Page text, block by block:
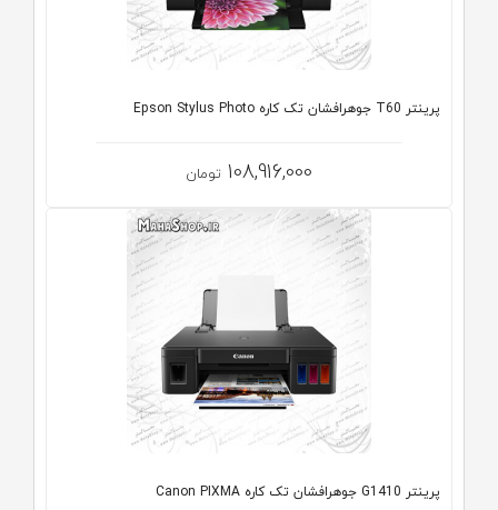
پرینتر T60 جوهرافشان تک کاره Epson Stylus Photo
108,916,000 تومان
پرینتر G1410 جوهرافشان تک کاره Canon PIXMA